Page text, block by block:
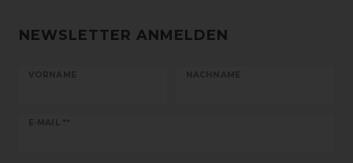
NEWSLETTER ANMELDEN
VORNAME NACHNAME
E-MAIL **
Newsletter